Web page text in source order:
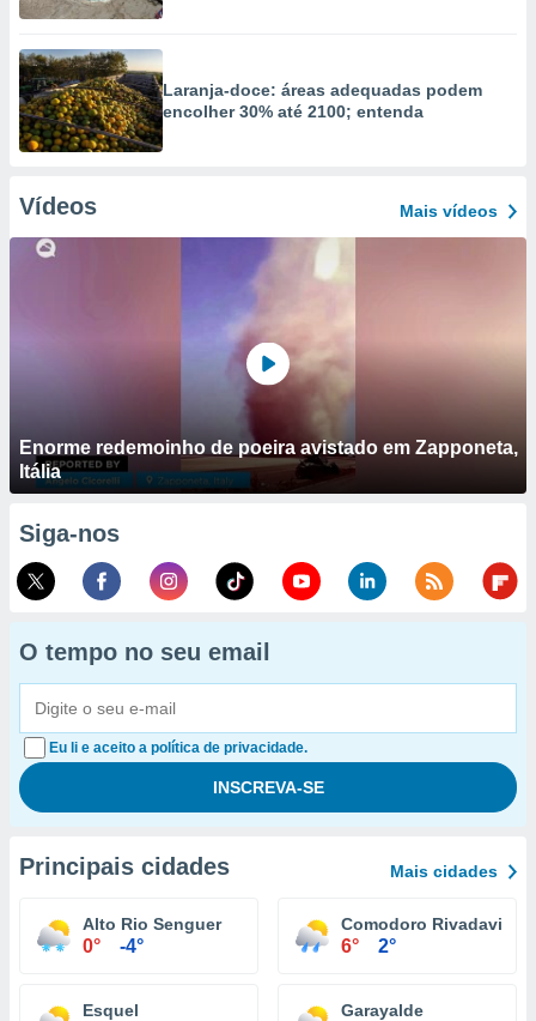
Laranja-doce: áreas adequadas podem
encolher 30% até 2100; entenda
Vídeos Mais vídeos
Enorme redemoinho de poeira avistado em Zapponeta,
Itália
Siga-nos
O tempo no seu email
Eu li e aceito a política de privacidade.
Principais cidades Mais cidades
Alto Rio Senguer
0° -4°
Comodoro Rivadavia
6° 2°
Esquel Garayalde